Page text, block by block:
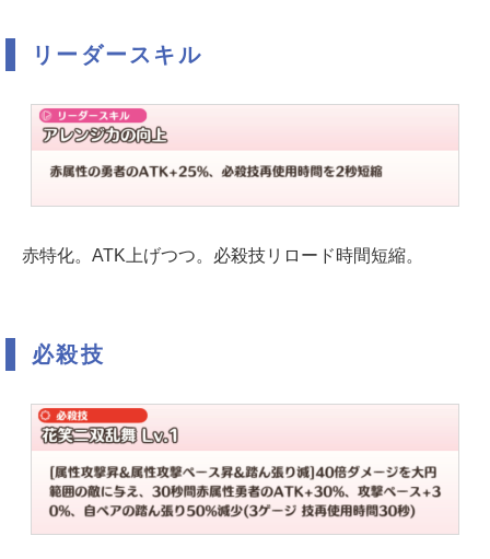
リーダースキル
赤特化。ATK上げつつ。必殺技リロード時間短縮。
必殺技